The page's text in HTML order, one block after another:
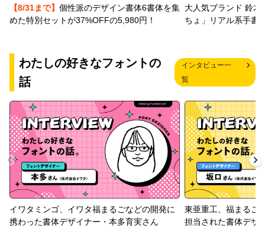
【8/31まで】 個性派のデザイン書体6書体を集
めた特別セットが37%OFFの5,980円！
大人気ブランド 鈴木
ちょ」リアル系手書
わたしの好きなフォントの
話
インタビュー一
覧
イワタミンゴ、イワタ福まるごなどの開発に
携わった書体デザイナー・本多育実さん
東亜重工、福まるご
担当された書体デザ